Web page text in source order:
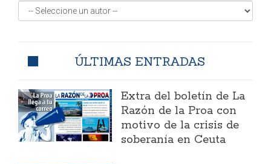
ÚLTIMAS ENTRADAS
Extra del boletín de La
Razón de la Proa con
motivo de la crisis de
soberanía en Ceuta